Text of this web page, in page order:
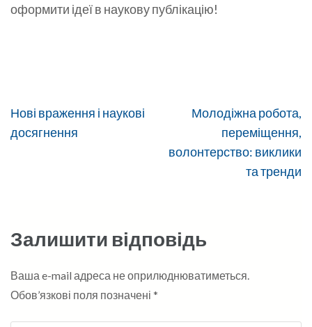
оформити ідеї в наукову публікацію!
Навігація
записів
Нові враження і наукові
досягнення
Молодіжна робота,
переміщення,
волонтерство: виклики
та тренди
Залишити відповідь
Ваша e-mail адреса не оприлюднюватиметься.
Обов’язкові поля позначені *